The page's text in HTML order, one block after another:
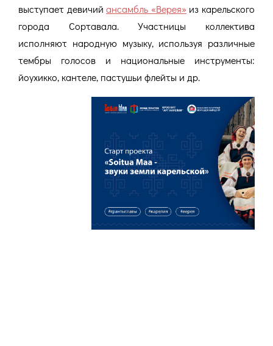
выступает девичийансамбль «Верея»из карельского
города Сортавала. Участницы коллектива
исполняют народную музыку, используя различные
тембры голосов и национальные инструменты:
йоухикко, кантеле, пастушьи флейты и др.